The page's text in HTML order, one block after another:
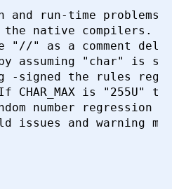
and run-time problems
the native compilers.
"//" as a comment
assuming "char" is
-signed the rules
CHAR_MAX is "255U"
number regression
issues and warning